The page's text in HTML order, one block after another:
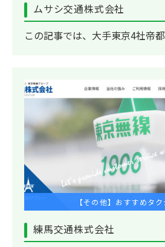
ムサシ交通株式会社
この記事では、大手東京4社帝
【その他】おすすめタ
練馬交通株式会社